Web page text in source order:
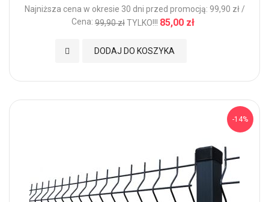
Najniższa cena w okresie 30 dni przed promocją: 99,90 zł /
Cena: 99,90 złTYLKO!!! 85,00 zł
DODAJ DO KOSZYKA
Dodaj do Ulubionych
-14%